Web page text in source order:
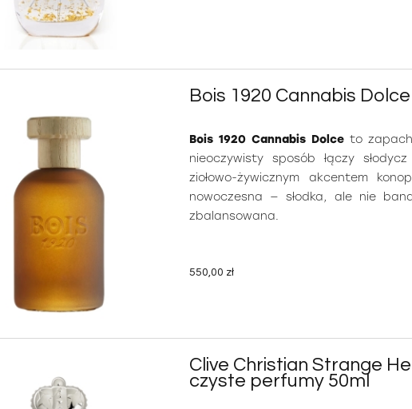
Bois 1920 Cannabis
Bois 1920 Cannabis Dolceto zapach
nieoczywisty sposób łączy
ziołowo-żywicznym akcentem
nowoczesna — słodka, ale nie
zbalansowana.
550,00 zł
Clive Christian Strange
czyste perfumy 50ml